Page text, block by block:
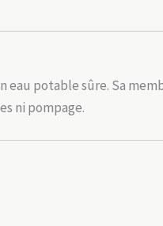
potable sûre. Sa
ni pompage.